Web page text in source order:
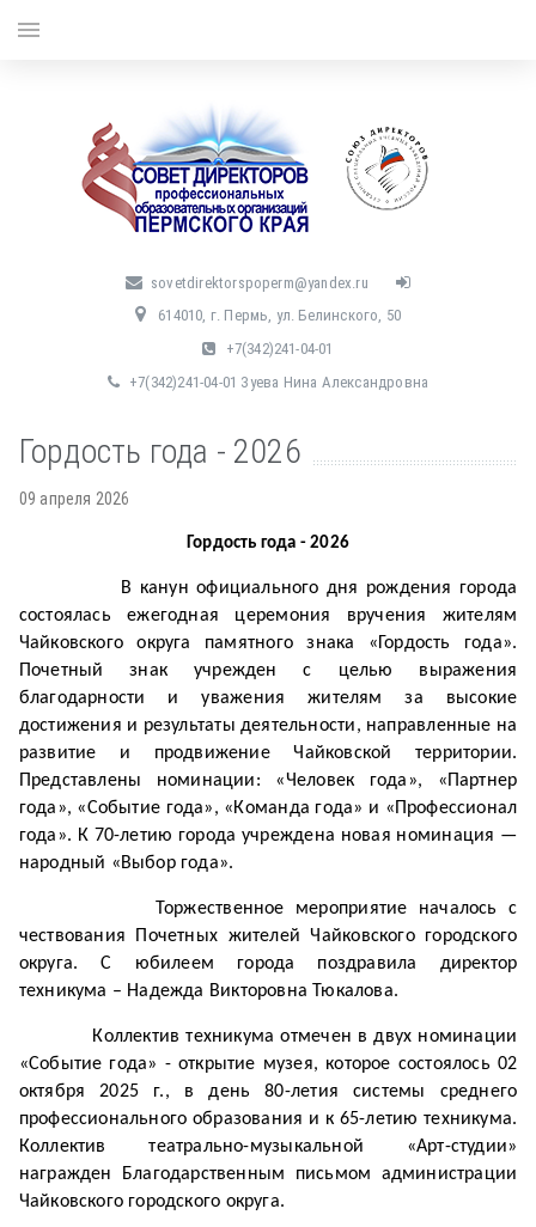
sovetdirektorspoperm@yandex.ru
614010, г. Пермь, ул. Белинского, 50
+7(342)241-04-01
+7(342)241-04-01 Зуева Нина Александровна
Гордость года - 2026
09 апреля 2026
Гордость года - 2026
В канун официального дня рождения города
состоялась ежегодная церемония вручения жителям
Чайковского округа памятного знака «Гордость года».
Почетный знак учрежден с целью выражения
благодарности и уважения жителям за высокие
достижения и результаты деятельности, направленные на
развитие и продвижение Чайковской территории.
Представлены номинации: «Человек года», «Партнер
года», «Событие года», «Команда года» и «Профессионал
года». К 70-летию города учреждена новая номинация —
народный «Выбор года».
Торжественное мероприятие началось с
чествования Почетных жителей Чайковского городского
округа. С юбилеем города поздравила директор
техникума – Надежда Викторовна Тюкалова.
Коллектив техникума отмечен в двух номинации
«Событие года» - открытие музея, которое состоялось 02
октября 2025 г., в день 80-летия системы среднего
профессионального образования и к 65-летию техникума.
Коллектив театрально-музыкальной «Арт-студии»
награжден Благодарственным письмом администрации
Чайковского городского округа.
menu